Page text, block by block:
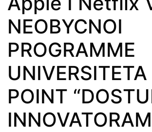
NEOBYCNOI
PROGRAMME
POINT